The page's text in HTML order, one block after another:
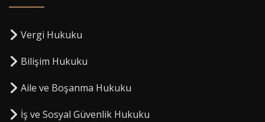
Vergi Hukuku
Bilişim Hukuku
Aile ve Boşanma Hukuku
İş ve Sosyal Güvenlik Hukuku